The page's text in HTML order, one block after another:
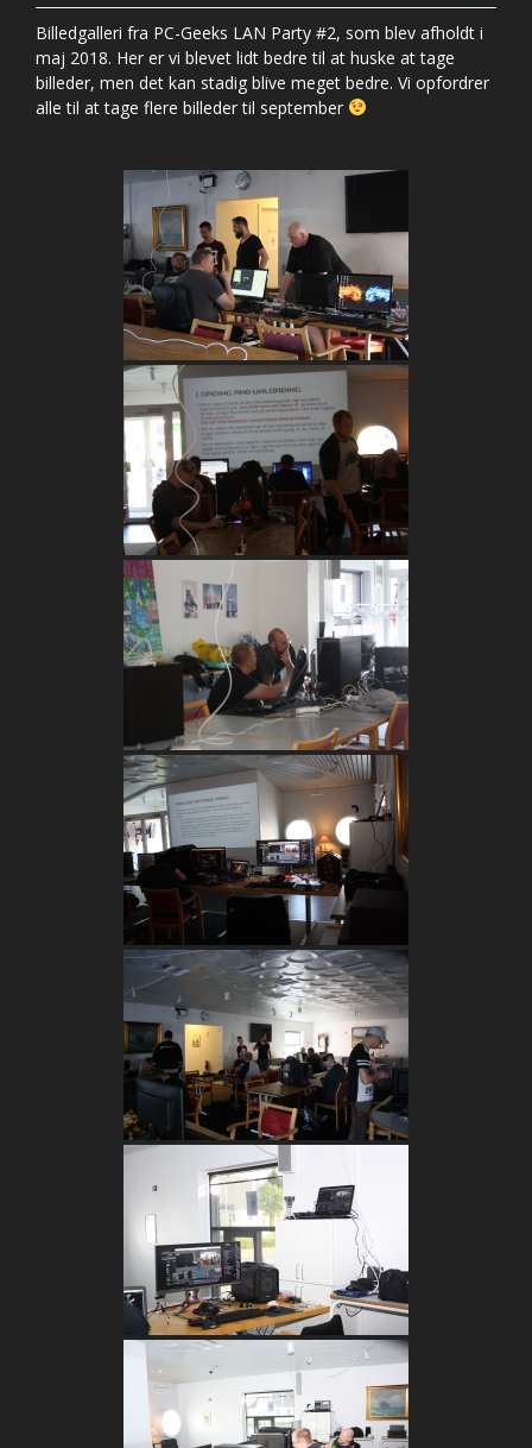
Billedgalleri fra PC-Geeks LAN Party #2, som blev afholdt i
maj 2018. Her er vi blevet lidt bedre til at huske at tage
billeder, men det kan stadig blive meget bedre. Vi opfordrer
alle til at tage flere billeder til september